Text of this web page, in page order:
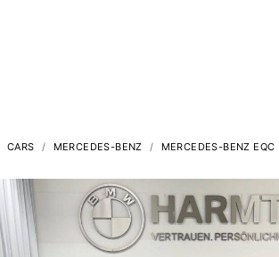
CARS MERCEDES-BENZ MERCEDES-BENZ EQC